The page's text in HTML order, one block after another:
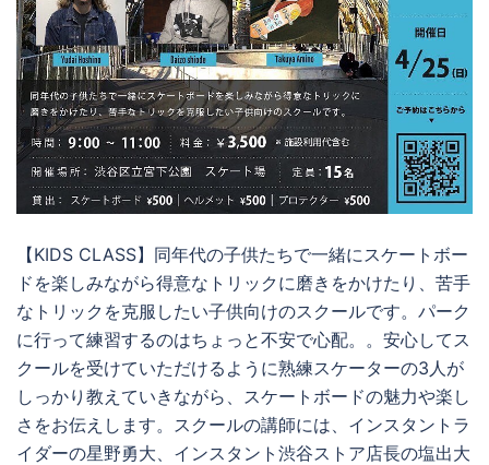
【KIDS CLASS】同年代の子供たちで一緒にスケートボー
ドを楽しみながら得意なトリックに磨きをかけたり、苦手
なトリックを克服したい子供向けのスクールです。パーク
に行って練習するのはちょっと不安で心配。。安心してス
クールを受けていただけるように熟練スケーターの3人が
しっかり教えていきながら、スケートボードの魅力や楽し
さをお伝えします。スクールの講師には、インスタントラ
イダーの星野勇大、インスタント渋谷ストア店長の塩出大